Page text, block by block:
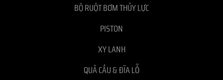
BỘ RUỘT BƠM THỦY LỰC
PISTON
XY LANH
QUẢ CẦU & ĐĨA LỖ